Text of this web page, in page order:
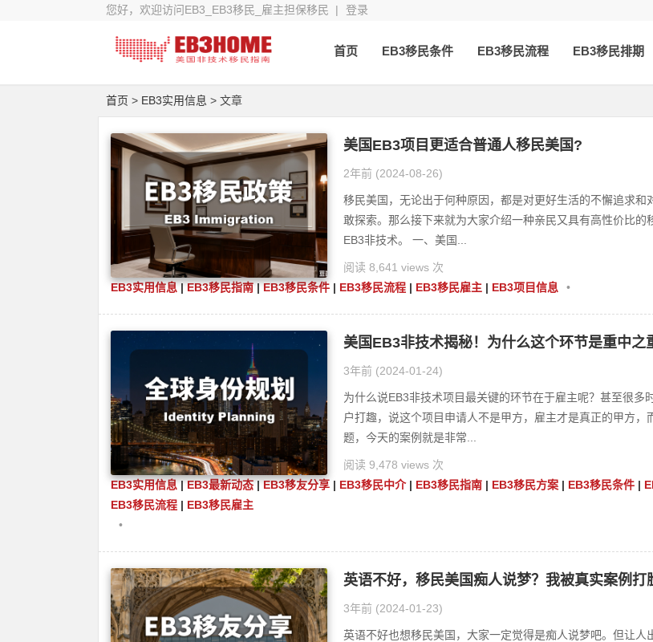
您好，欢迎访问EB3_EB3移民_雇主担保移民 | 登录
首页 EB3移民条件 EB3移民流程 EB3移民排期
首页 > EB3实用信息 > 文章
美国EB3项目更适合普通人移民美国?
EB3实用信息|EB3移民指南|EB3移民条件 | EB3移民流程 | EB3移民雇主 | EB3项目信息 •
2年前 (2024-08-26)
移民美国，无论出于何种原因，都是对更好生活的不懈追求和
敢探索。那么接下来就为大家介绍一种亲民又具有高性价比的
EB3非技术。 一、美国...
阅读 8,641 views 次
美国EB3非技术揭秘！为什么这个环节是重中之
EB3实用信息|EB3最新动态|EB3移友分享 | EB3移民中介| EB3移民指南 | EB3移民方案 | EB3移民条件 |
EB3移民流程 | EB3移民雇主
•
3年前 (2024-01-24)
为什么说EB3非技术项目最关键的环节在于雇主呢？甚至很多
户打趣，说这个项目申请人不是甲方，雇主才是真正的甲方，
题，今天的案例就是非常...
阅读 9,478 views 次
英语不好，移民美国痴人说梦？我被真实案例打
3年前 (2024-01-23)
英语不好也想移民美国，大家一定觉得是痴人说梦吧。但让人